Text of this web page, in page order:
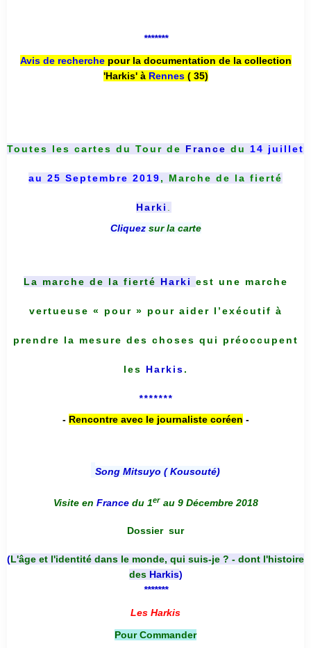
*******
Avis de recherche pour la documentation de la collection
'Harkis' à Rennes( 35)
Toutes les cartes du Tour de France du 14 juillet
au 25 Septembre 2019, Marche de la fierté
Harki
Cliquez sur la carte
La marche de la fierté Harki est une marche
vertueuse « pour » pour aider l’exécutif à
prendre la mesure des choses qui préoccupent
les Harkis.
*******
- Rencontre avec le journaliste coréen -
Song Mitsuyo ( Kousouté)
Visite en France du 1er au 9 Décembre 2018
Dossier sur
(L'âge et l'identité dans le monde, qui suis-je ? - dont l'histoire
des Harkis)
*******
Les Harkis
Pour Commander